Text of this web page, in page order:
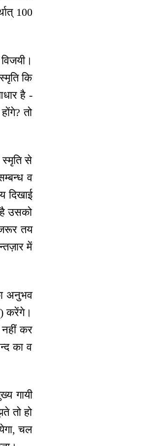
100
कि
है -
तो
से
व
दिखाई
उसको
तय
में
अनुभव
करेंगे।
कर
का व
गायी
तो हो
चल